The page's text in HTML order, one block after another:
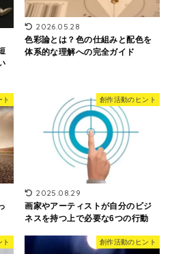
2026.05.28
色彩論とは？色の仕組みと配色を
体系的な理解への完全ガイド
ト 創作活動のヒント
2025.08.29
画家やアーティストが自分のビジ
ネスを持つ上で必要な6つの行動
ト 創作活動のヒント